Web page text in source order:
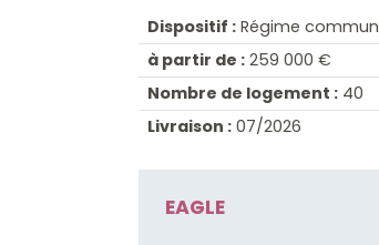
Dispositif : Régime commun
à partir de : 259 000 €
Nombre de logement : 40
Livraison : 07/2026
EAGLE